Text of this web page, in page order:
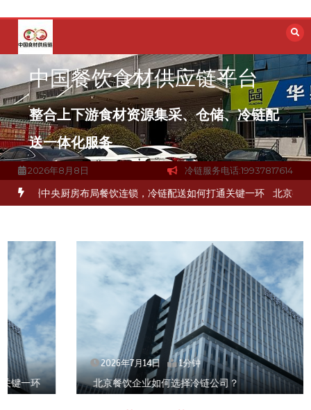
容
中国餐饮食材供应链平台
整合上下游食材资源集采、仓储、冷链配
送一体化服务
2026年8月8日 冷链服务电话:19937817614
冻品食材流通难题？ 杭州中央厨房布局餐饮连锁，冷链配送如何打通
2026年7月14日 1分钟
北京餐饮企业如何选择冷链公司？